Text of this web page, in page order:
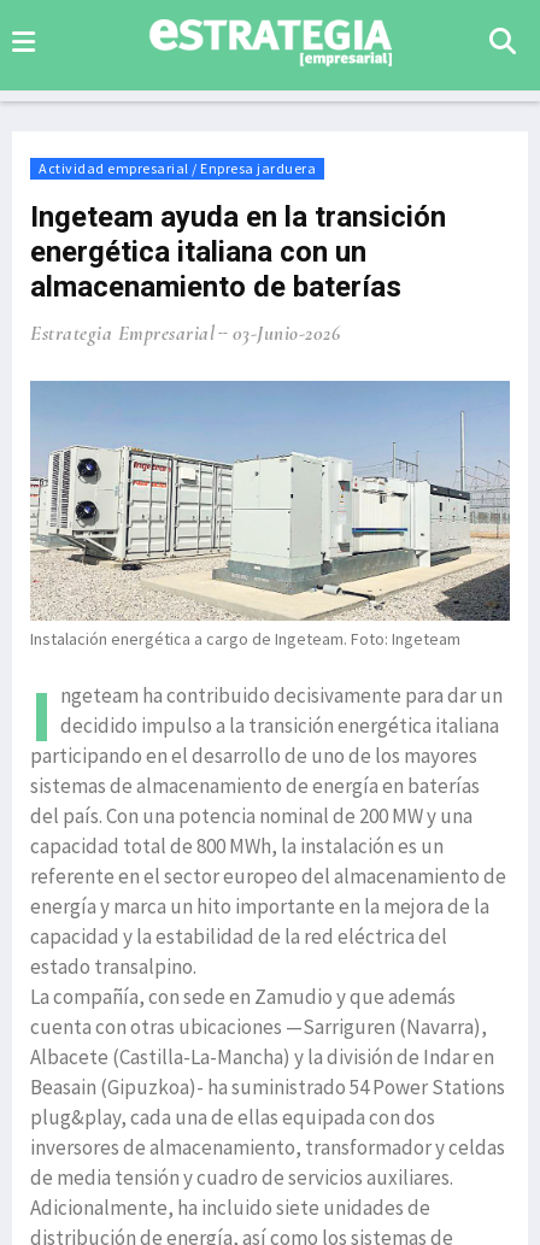
Actividad empresarial / Enpresa jarduera
Ingeteam ayuda en la transición
energética italiana con un
almacenamiento de baterías
Estrategia Empresarial 03-Junio-2026
Instalación energética a cargo de Ingeteam. Foto: Ingeteam
I ngeteam ha contribuido decisivamente para dar un
decidido impulso a la transición energética italiana
participando en el desarrollo de uno de los mayores
sistemas de almacenamiento de energía en baterías
del país. Con una potencia nominal de 200 MW y una
capacidad total de 800 MWh, la instalación es un
referente en el sector europeo del almacenamiento de
energía y marca un hito importante en la mejora de la
capacidad y la estabilidad de la red eléctrica del
estado transalpino.
La compañía, con sede en Zamudio y que además
cuenta con otras ubicaciones —Sarriguren (Navarra),
Albacete (Castilla-La-Mancha) y la división de Indar en
Beasain (Gipuzkoa)- ha suministrado 54 Power Stations
plug&play, cada una de ellas equipada con dos
inversores de almacenamiento, transformador y celdas
de media tensión y cuadro de servicios auxiliares.
Adicionalmente, ha incluido siete unidades de
distribución de energía, así como los sistemas de